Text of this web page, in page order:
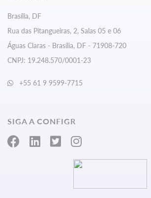
Brasília, DF
Rua das Pitangueiras, 2, Salas 05 e 06
Águas Claras - Brasília, DF - 71908-720
CNPJ: 19.248.570/0001-23
+55 61 9 9599-7715
SIGA A CONFIGR